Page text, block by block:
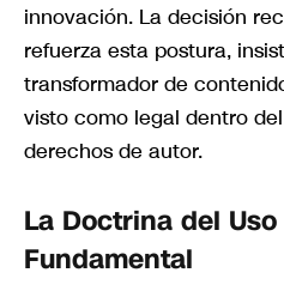
innovación. La decisión
refuerza esta postura,
transformador de
visto como legal dentro
derechos de autor.
La Doctrina del
Fundamental